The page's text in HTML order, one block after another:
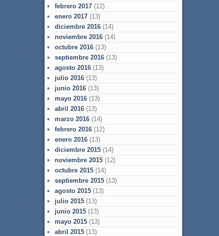
febrero 2017(12)
enero 2017(13)
diciembre 2016(14)
noviembre 2016(14)
octubre 2016(13)
septiembre 2016(13)
agosto 2016(13)
julio 2016(13)
junio 2016(13)
mayo 2016(13)
abril 2016(13)
marzo 2016(14)
febrero 2016(12)
enero 2016(13)
diciembre 2015(14)
noviembre 2015(12)
octubre 2015(14)
septiembre 2015(13)
agosto 2015(13)
julio 2015(13)
junio 2015(13)
mayo 2015(13)
abril 2015(13)